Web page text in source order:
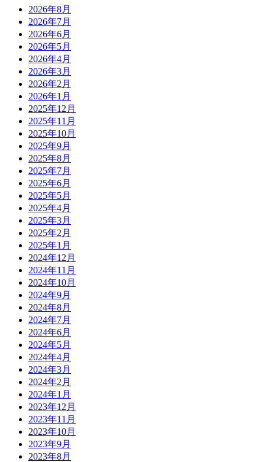
2026年8月
2026年7月
2026年6月
2026年5月
2026年4月
2026年3月
2026年2月
2026年1月
2025年12月
2025年11月
2025年10月
2025年9月
2025年8月
2025年7月
2025年6月
2025年5月
2025年4月
2025年3月
2025年2月
2025年1月
2024年12月
2024年11月
2024年10月
2024年9月
2024年8月
2024年7月
2024年6月
2024年5月
2024年4月
2024年3月
2024年2月
2024年1月
2023年12月
2023年11月
2023年10月
2023年9月
2023年8月